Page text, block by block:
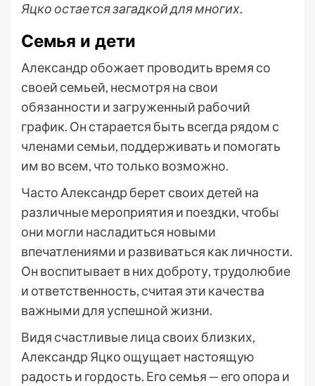
Яцко остается загадкой для многих.
Семья и дети
Александр обожает проводить время со
своей семьей, несмотря на свои
обязанности и загруженный рабочий
график. Он старается быть всегда рядом с
членами семьи, поддерживать и помогать
им во всем, что только возможно.
Часто Александр берет своих детей на
различные мероприятия и поездки, чтобы
они могли насладиться новыми
впечатлениями и развиваться как личности.
Он воспитывает в них доброту, трудолюбие
и ответственность, считая эти качества
важными для успешной жизни.
Видя счастливые лица своих близких,
Александр Яцко ощущает настоящую
радость и гордость. Его семья — его опора и